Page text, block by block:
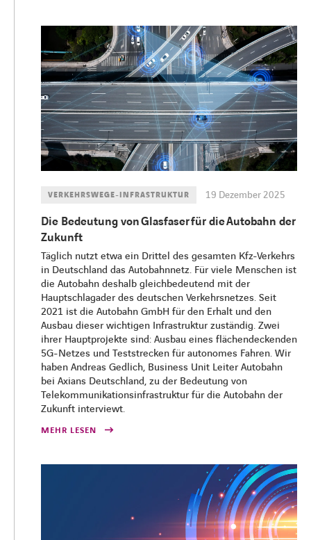
VERKEHRSWEGE-INFRASTRUKTUR 19 Dezember 2025
Die Bedeutung von Glasfaser für die Autobahn der
Zukunft
​​Täglich nutzt etwa ein Drittel des gesamten Kfz-Verkehrs
in Deutschland das Autobahnnetz. Für viele Menschen ist
die Autobahn deshalb gleichbedeutend mit der
Hauptschlagader des deutschen Verkehrsnetzes. Seit
2021 ist die Autobahn GmbH für den Erhalt und den
Ausbau dieser wichtigen Infrastruktur zuständig. Zwei
ihrer Hauptprojekte sind: Ausbau eines flächendeckenden
5G-Netzes und Teststrecken für autonomes Fahren. Wir
haben Andreas Gedlich, Business Unit Leiter Autobahn
bei Axians Deutschland, zu der Bedeutung von
Telekommunikationsinfrastruktur für die Autobahn der
Zukunft interviewt.​
MEHR LESEN